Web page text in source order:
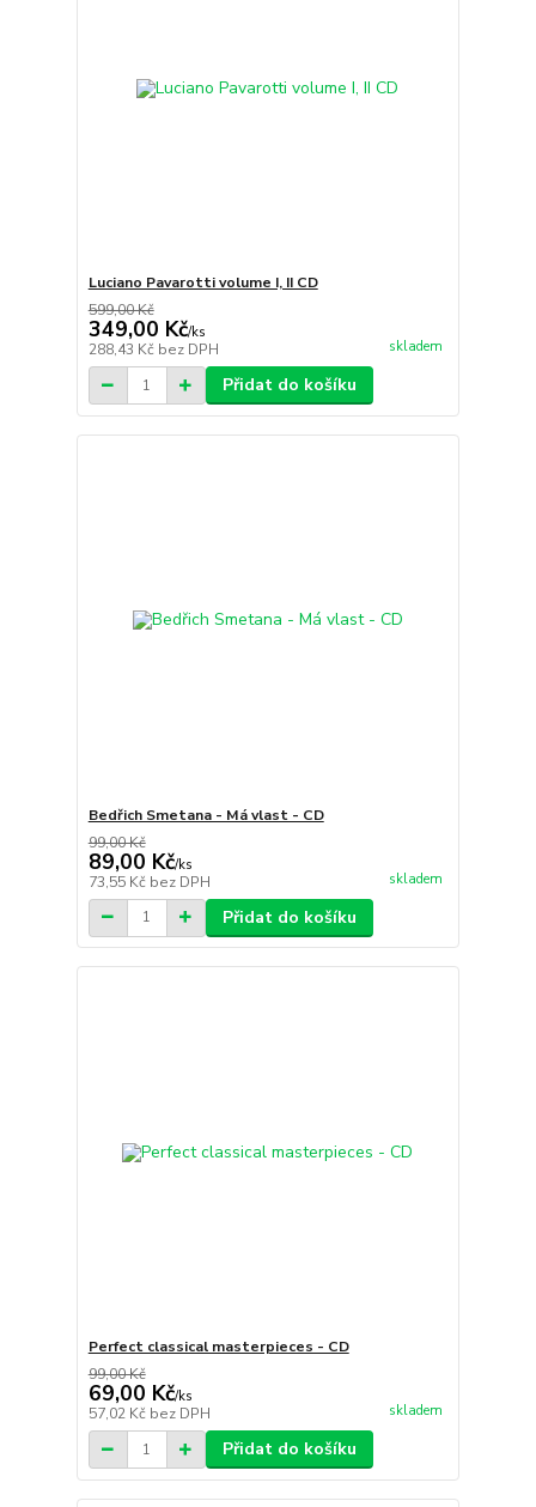
Luciano Pavarotti volume I, II CD
599,00 Kč
349,00 Kč/ks
288,43 Kč bez DPH skladem
Přidat do košíku
Bedřich Smetana - Má vlast - CD
99,00 Kč
89,00 Kč/ks
73,55 Kč bez DPH skladem
Přidat do košíku
Perfect classical masterpieces - CD
99,00 Kč
69,00 Kč/ks
57,02 Kč bez DPH skladem
Přidat do košíku